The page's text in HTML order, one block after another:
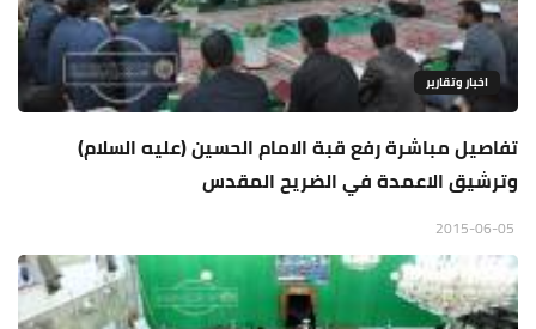
اخبار وتقارير
تفاصيل مباشرة رفع قبة الامام الحسين (عليه السلام)
وترشيق الاعمدة في الضريح المقدس